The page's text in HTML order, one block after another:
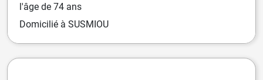
l'âge de 74 ans
Domicilié à SUSMIOU